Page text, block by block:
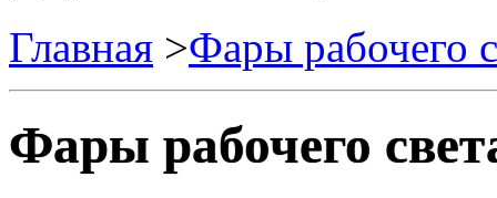
Главная >Фары рабочего
Фары рабочего